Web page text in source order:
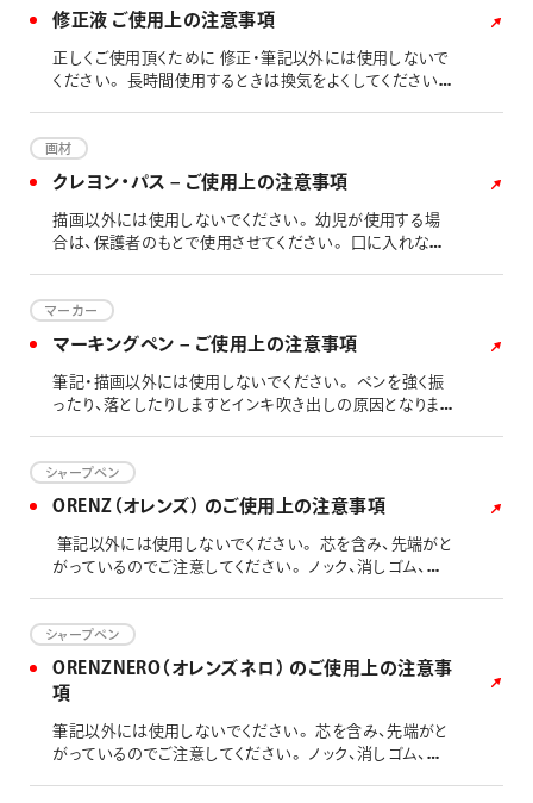
ります。 携帯、保管時は必ずパイプを収納してください。誤
作動、パイプの破損及びけが、物的損害のおそれがありま
す。 残り芯が短くなると、筆記中に急にパイプが大きく引っ
込むようになります。芯づまりの要因となりますので、短く
合があります。 芯タンクの中に補充する芯の本数は、2～3
上がり芯が突出して芯が折れやすくなります。そのため、定
規の使用には向いておりません。
修正液 ご使用上の注意事項
正しくご使用頂くために 修正・筆記以外には使用しないで
ください。 長時間使用するときは換気をよくしてください。
ィッシュは、拭き取りの際に使用すると、付着して取れなく
なる恐れがあります。 ペン先を下に向けて保管しないでく
ださい。液が出なくなります。 火気に近づけないでくださ
い。 衣服に付着した場合は、乾燥後よくもんでください。
布地によってはシミが残ることがあります。 お使いの前に
種類によっては筆跡が薄くなることがあります。 幼児の手
のあたる場所には放置しないでください。 お湯につけた
り、温めるなどは、別の不具合が発生する要因となりますの
で、おやめください。
画材
クレヨン・パス – ご使用上の注意事項
描画以外には使用しないでください。 幼児が使用する場
合は、保護者のもとで使用させてください。 口に入れない
の場所を避け、常温で保管してください。
マーカー
マーキングペン – ご使用上の注意事項
筆記・描画以外には使用しないでください。 ペンを強く振
ったり、落としたりしますとインキ吹き出しの原因となりま
し書けなくなります。（ノック式の場合はペン先を必ず収納
してください） 高温の場所には放置しないでください。 幼
児の手の届かないところに置いてください。 万一、インキ
が目に入った場合はすぐに水で洗眼し、医師の手当てを受
けてください。 筆記したものは、長時間たつと色あせする
ちることはありません） 布に書いて洗濯すると色移りするこ
けなくなる場合があります。ご購入後は、１～２年を目安
に使い切るようご使用ください。 油性マーキングペンにつ
いては、特に次のことにご注意ください 1. 使い切っても火
の中に捨てないでください。（金属缶の場合） 2. 長時間使
いでください。 ノック式の場合、クリップ部分を握ったままノ
シャープペン
ORENZ（オレンズ） のご使用上の注意事項
筆記以外には使用しないでください。 芯を含み、先端がと
がっているのでご注意してください。 ノック、消しゴム、先
さい。 携帯、保管時は必ずパイプを収納してください。け
が及び物的損害のおそれがあります。（パイプ収納方法は、
「オレンズ の正しい使用方法」をご参照ください。 残り芯
が短くなると、筆記中に急にパイプが大きく引っ込むように
なります。芯づまりの要因となりますので、短くなった芯は
ノックして芯を取り除いて使用してください。 芯タンクの中
シャープペン
ORENZNERO（オレンズネロ） のご使用上の注意事
項
筆記以外には使用しないでください。 芯を含み、先端がと
がっているのでご注意してください。 ノック、消しゴム、先